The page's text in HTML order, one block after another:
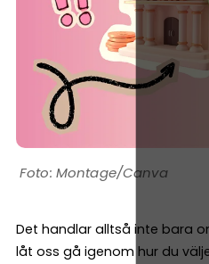
Montage/Canva
Det handlar alltså inte bara
låt oss gå igenom hur du